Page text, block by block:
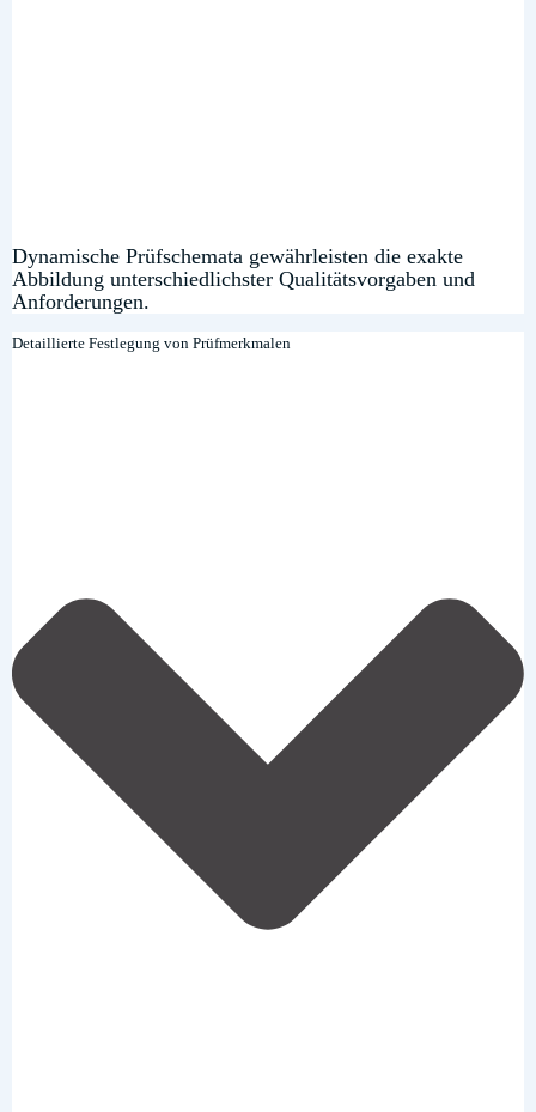
Dynamische Prüfschemata gewährleisten die exakte
Abbildung unterschiedlichster Qualitätsvorgaben und
Anforderungen.
Detaillierte Festlegung von Prüfmerkmalen